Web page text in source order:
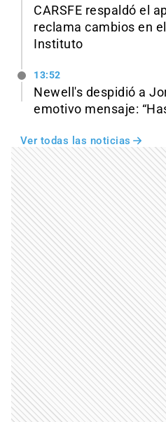
CARSFE respaldó el
reclama cambios en
Instituto
13:52
Newell's despidió a
emotivo mensaje:
Ver todas las noticias